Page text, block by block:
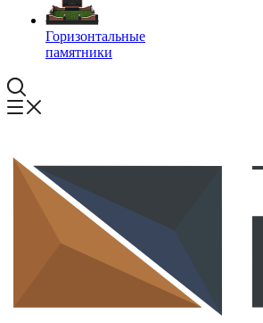
Горизонтальные
памятники